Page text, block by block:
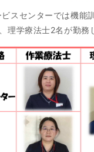
スセンターでは機能
理学療法士2名が勤務